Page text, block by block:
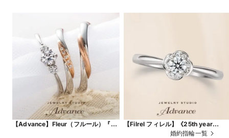
【Advance】Fleur（フルール）『花
【Filrel フィレル】《25th year
婚約指輪一覧